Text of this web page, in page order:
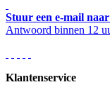
Stuur een e-mail
Antwoord binnen 12
Klantenservice